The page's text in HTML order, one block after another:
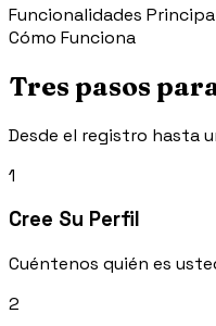
Funcionalidades
Cómo Funciona
Tres pasos
Desde el registro hasta
1
Cree Su Perfil
Cuéntenos quién es
2